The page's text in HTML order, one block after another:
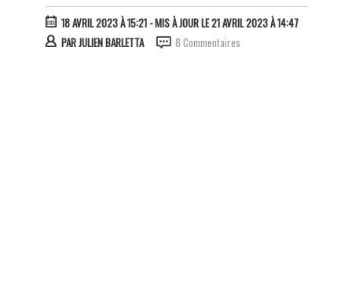
18 AVRIL 2023 À 15:21- MIS À JOUR LE 21 AVRIL 2023 À 14:47
PARJULIEN BARLETTA 8 Commentaires